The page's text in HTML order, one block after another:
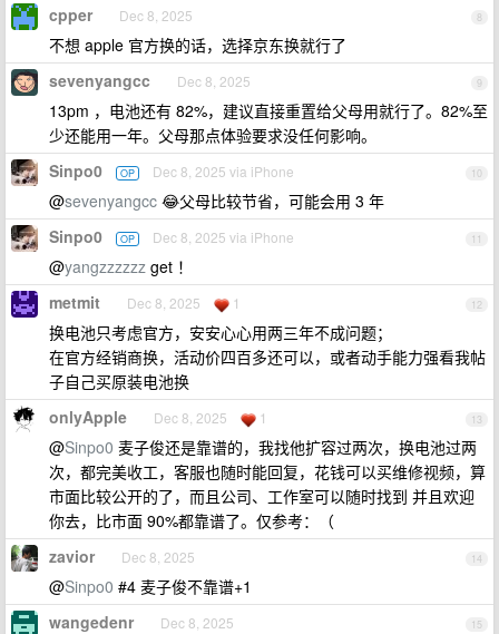
8
cpper Dec 8, 2025
不想 apple 官方换的话，选择京东换就行了
9
sevenyangcc Dec 8, 2025
13pm ，电池还有 82%，建议直接重置给父母用就行了。82%至
少还能用一年。父母那点体验要求没任何影响。
10
Sinpo0 OP Dec 8, 2025 via iPhone
@sevenyangcc 😂父母比较节省，可能会用 3 年
11
Sinpo0 OP Dec 8, 2025 via iPhone
@yangzzzzzz get ！
12
metmit Dec 8, 2025 1
换电池只考虑官方，安安心心用两三年不成问题；
在官方经销商换，活动价四百多还可以，或者动手能力强看我帖
子自己买原装电池换
13
onlyApple Dec 8, 2025 1
@Sinpo0 麦子俊还是靠谱的，我找他扩容过两次，换电池过两
次，都完美收工，客服也随时能回复，花钱可以买维修视频，算
市面比较公开的了，而且公司、工作室可以随时找到 并且欢迎
你去，比市面 90%都靠谱了。仅参考：（
14
zavior Dec 8, 2025
@Sinpo0 #4 麦子俊不靠谱+1
15
wangedenr Dec 8, 2025